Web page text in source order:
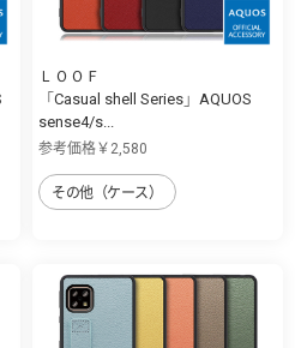
ＬＯＯＦ
「Casual shell Series」AQUOS
sense4/s...
参考価格￥2,580
その他（ケース）